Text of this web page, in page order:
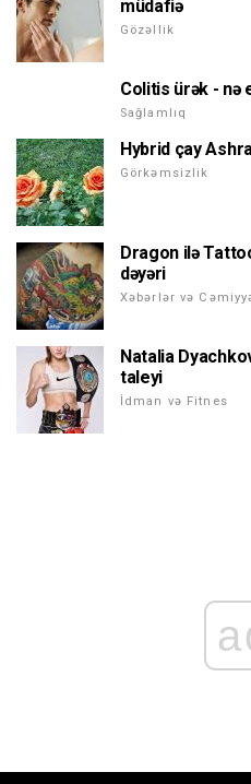
müdafiə
Gözəllik
Colitis ürək - nə
Sağlamlıq
Hybrid çay
Görkəmsizlik
Dragon ilə
dəyəri
Xəbərlər və
Natalia
taleyi
İdman və Fitnes